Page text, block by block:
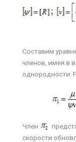
Составим
членов, имея в
однородности.
Член
скорости